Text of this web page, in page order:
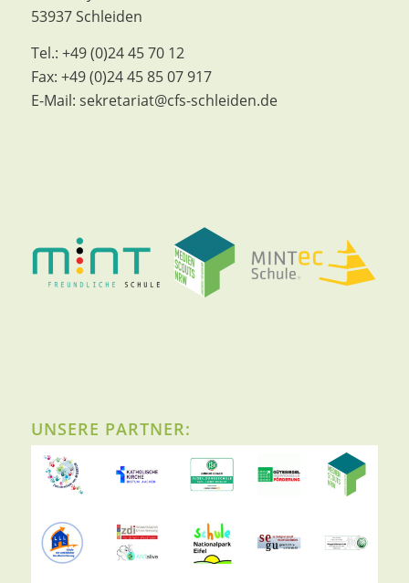
53937 Schleiden
Tel.: +49 (0)24 45 70 12
Fax: +49 (0)24 45 85 07 917
E-Mail: sekretariat@cfs-schleiden.de
UNSERE PARTNER: